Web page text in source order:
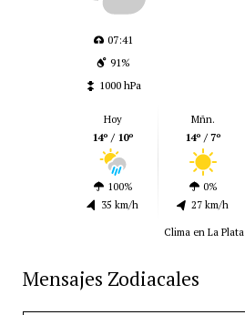
07:41
91%
1000 hPa
Hoy
14º / 10º
100%
35 km/h
Mñn.
14º / 7º
0%
27 km/h
Clima en La Plata
Mensajes Zodiacales